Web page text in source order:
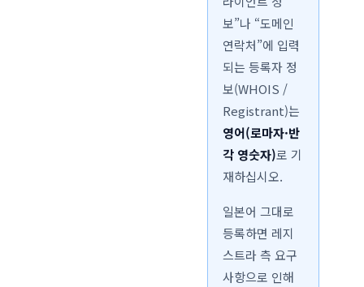
보”나 “도메인
연락처”에 입력
되는 등록자 정
보(WHOIS /
Registrant)는
영어(로마자·반
각 영숫자)로 기
재하십시오.
일본어 그대로
등록하면 레지
스트라 측 요구
사항으로 인해